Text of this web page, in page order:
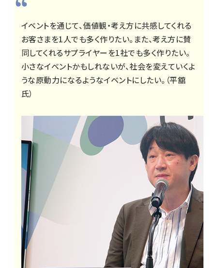
イベントを通じて、価値観・考え方に共感してくれる
お客さまを1人でも多く作りたい。また、考え方に賛
同してくれるサプライヤーを1社でも多く作りたい。
小さなイベントかもしれないが、社会を変えていくよ
うな原動力になるようなイベントにしたい。（平舘
氏）